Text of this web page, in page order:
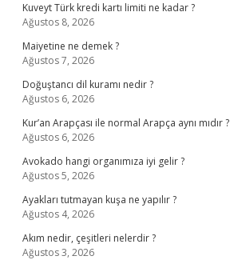
Kuveyt Türk kredi kartı limiti ne kadar ?
Ağustos 8, 2026
Maiyetine ne demek ?
Ağustos 7, 2026
Doğuştancı dil kuramı nedir ?
Ağustos 6, 2026
Kur’an Arapçası ile normal Arapça aynı mıdır ?
Ağustos 6, 2026
Avokado hangi organımıza iyi gelir ?
Ağustos 5, 2026
Ayakları tutmayan kuşa ne yapılır ?
Ağustos 4, 2026
Akım nedir, çeşitleri nelerdir ?
Ağustos 3, 2026